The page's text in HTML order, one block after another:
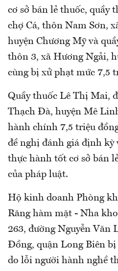
cơ sở bán lẻ thuốc, quầy
chợ Cá, thôn Nam Sơn,
huyện Chương Mỹ và
thôn 3, xã Hương Ngải,
cùng bị xử phạt mức 7,5
Quầy thuốc Lê Thị Mai,
Thạch Đà, huyện Mê
hành chính 7,5 triệu
đề nghị đánh giá định kỳ
thực hành tốt cơ sở bán
của pháp luật.
Hộ kinh doanh Phòng
Răng hàm mặt - Nha
263, đường Nguyễn Văn
Đồng, quận Long Biên
do lỗi người hành nghề